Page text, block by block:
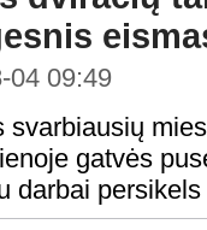
04 09:49
gatvės
darbai